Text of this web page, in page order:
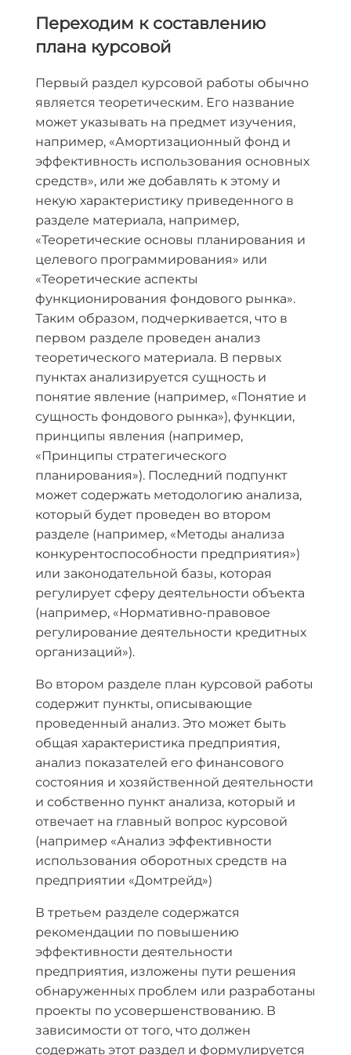
Переходим к составлению
плана курсовой
Первый раздел курсовой работы обычно
является теоретическим. Его название
может указывать на предмет изучения,
например, «Амортизационный фонд и
эффективность использования основных
средств», или же добавлять к этому и
некую характеристику приведенного в
разделе материала, например,
«Теоретические основы планирования и
целевого программирования» или
«Теоретические аспекты
функционирования фондового рынка».
Таким образом, подчеркивается, что в
первом разделе проведен анализ
теоретического материала. В первых
пунктах анализируется сущность и
понятие явление (например, «Понятие и
сущность фондового рынка»), функции,
принципы явления (например,
«Принципы стратегического
планирования»). Последний подпункт
может содержать методологию анализа,
который будет проведен во втором
разделе (например, «Методы анализа
конкурентоспособности предприятия»)
или законодательной базы, которая
регулирует сферу деятельности объекта
(например, «Нормативно-правовое
регулирование деятельности кредитных
организаций»).
Во втором разделе план курсовой работы
содержит пункты, описывающие
проведенный анализ. Это может быть
общая характеристика предприятия,
анализ показателей его финансового
состояния и хозяйственной деятельности
и собственно пункт анализа, который и
отвечает на главный вопрос курсовой
(например «Анализ эффективности
использования оборотных средств на
предприятии «Домтрейд»)
В третьем разделе содержатся
рекомендации по повышению
эффективности деятельности
предприятия, изложены пути решения
обнаруженных проблем или разработаны
проекты по усовершенствованию. В
зависимости от того, что должен
содержать этот раздел и формулируется